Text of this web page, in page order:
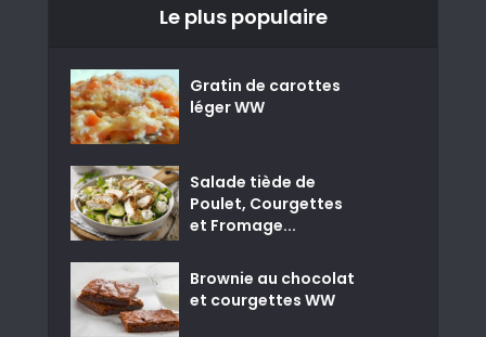
Le plus populaire
Gratin de carottes
léger WW
Salade tiède de
Poulet, Courgettes
et Fromage...
Brownie au chocolat
et courgettes WW